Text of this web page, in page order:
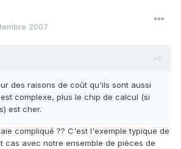
2007
des raisons de coût qu'ils sont aussi
complexe, plus le chip de calcul (si
est cher.
compliqué ?? C'est l'exemple typique de
cas avec notre ensemble de pièces de